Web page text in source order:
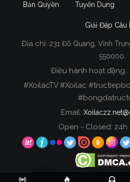
Xoilac TV Trực
Trong tất cả các website
tiếp hiện nay tại Việt Nam.
người đánh giá và lựa
Xoilacz.TV bởi chúng tôi
trường phát sóng trực tiếp
đến nay.
Bản Quyền Tuyển Dụng
Giải Đáp Câu
Địa chỉ: 231 Đỗ Quang, Vĩnh
550000.
Điều hành hoạt động :
#XoilacTV #Xoilac
Email:
Open - Closed: 24h